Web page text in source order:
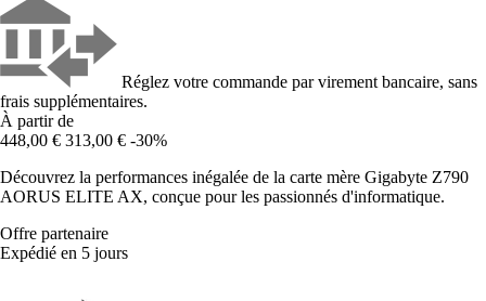
Réglez votre commande par virement bancaire, sans
frais supplémentaires.
À partir de
448,00 € 313,00 € -30%
Découvrez la performances inégalée de la carte mère Gigabyte Z790
AORUS ELITE AX, conçue pour les passionnés d'informatique.
Offre partenaire
Expédié en 5 jours